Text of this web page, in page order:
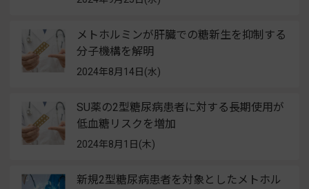
メトホルミンが肝臓での糖新生を抑制する
分子機構を解明
2024年8月14日(水)
SU薬の2型糖尿病患者に対する長期使用が
低血糖リスクを増加
2024年8月1日(木)
新規2型糖尿病患者を対象としたメトホル